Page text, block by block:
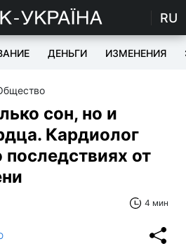
RU
ДЕНЬГИ ИЗМЕНЕНИЯ
сон, но и
Кардиолог
последствиях от
4 мин